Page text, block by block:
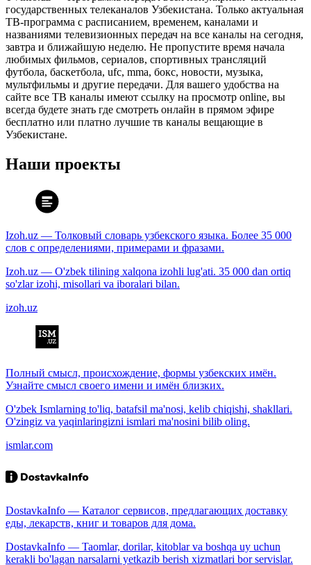
государственных телеканалов Узбекистана. Только актуальная
ТВ-программа с расписанием, временем, каналами и
названиями телевизионных передач на все каналы на сегодня,
завтра и ближайшую неделю. Не пропустите время начала
любимых фильмов, сериалов, спортивных трансляций
футбола, баскетбола, ufc, mma, бокс, новости, музыка,
мультфильмы и другие передачи. Для вашего удобства на
сайте все ТВ каналы имеют ссылку на просмотр online, вы
всегда будете знать где смотреть онлайн в прямом эфире
бесплатно или платно лучшие тв каналы вещающие в
Узбекистане.
Наши проекты
Izoh.uz — Толковый словарь узбекского языка. Более 35 000
слов с определениями, примерами и фразами.
Izoh.uz — O'zbek tilining xalqona izohli lug'ati. 35 000 dan ortiq
so'zlar izohi, misollari va iboralari bilan.
izoh.uz
Полный смысл, происхождение, формы узбекских имён.
Узнайте смысл своего имени и имён близких.
O'zbek Ismlarning to'liq, batafsil ma'nosi, kelib chiqishi, shakllari.
O'zingiz va yaqinlaringizni ismlari ma'nosini bilib oling.
ismlar.com
DostavkaInfo — Каталог сервисов, предлагающих доставку
еды, лекарств, книг и товаров для дома.
DostavkaInfo — Taomlar, dorilar, kitoblar va boshqa uy uchun
kerakli bo'lagan narsalarni yetkazib berish xizmatlari bor servislar.